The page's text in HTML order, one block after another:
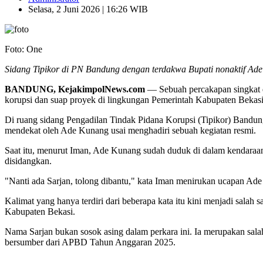
Selasa, 2 Juni 2026 | 16:26 WIB
Foto: One
Sidang Tipikor di PN Bandung dengan terdakwa Bupati nonaktif
BANDUNG, KejakimpolNews.com — Sebuah percakapan singkat
korupsi dan suap proyek di lingkungan Pemerintah Kabupaten
Di ruang sidang Pengadilan Tindak Pidana Korupsi (Tipikor)
mendekat oleh Ade Kunang usai menghadiri sebuah kegiatan resmi.
Saat itu, menurut Iman, Ade Kunang sudah duduk di dalam
disidangkan.
"Nanti ada Sarjan, tolong dibantu," kata Iman menirukan ucapan
Kalimat yang hanya terdiri dari beberapa kata itu kini menjadi salah
Kabupaten Bekasi.
Nama Sarjan bukan sosok asing dalam perkara ini. Ia merupakan
bersumber dari APBD Tahun Anggaran 2025.